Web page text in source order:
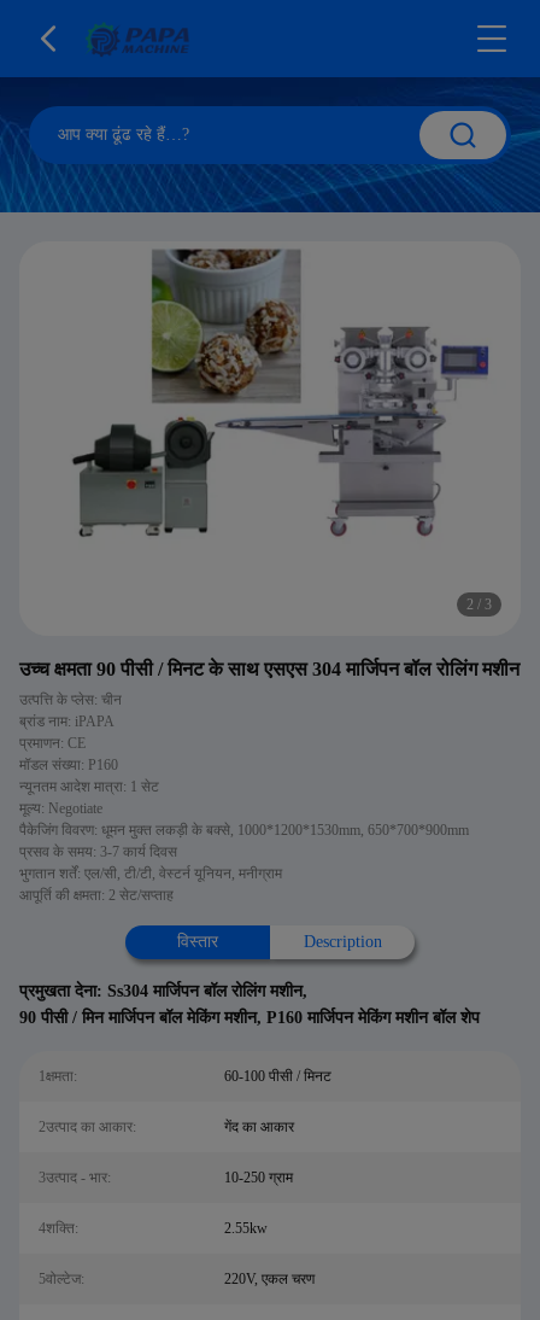
2 / 3
उच्च क्षमता 90 पीसी / मिनट के साथ एसएस 304 मार्जिपन बॉल रोलिंग मशीन
उत्पत्ति के प्लेस: चीन
ब्रांड नाम: iPAPA
प्रमाणन: CE
मॉडल संख्या: P160
न्यूनतम आदेश मात्रा: 1 सेट
मूल्य: Negotiate
पैकेजिंग विवरण: धूमन मुक्त लकड़ी के बक्से, 1000*1200*1530mm, 650*700*900mm
प्रसव के समय: 3-7 कार्य दिवस
भुगतान शर्तें: एल/सी, टी/टी, वेस्टर्न यूनियन, मनीग्राम
आपूर्ति की क्षमता: 2 सेट/सप्ताह
विस्तार Description
प्रमुखता देना: Ss304 मार्जिपन बॉल रोलिंग मशीन,
90 पीसी / मिन मार्जिपन बॉल मेकिंग मशीन, P160 मार्जिपन मेकिंग मशीन बॉल शेप
1क्षमता: 60-100 पीसी / मिनट
2उत्पाद का आकार: गेंद का आकार
3उत्पाद - भार: 10-250 ग्राम
4शक्ति: 2.55kw
5वोल्टेज: 220V, एकल चरण